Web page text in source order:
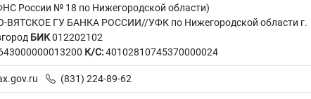
России № 18 по Нижегородской области)
ВЯТСКОЕ ГУ БАНКА РОССИИ//УФК по Нижегородской области г.
БИК012202102
К/С:40102810745370000024
(831) 224-89-62